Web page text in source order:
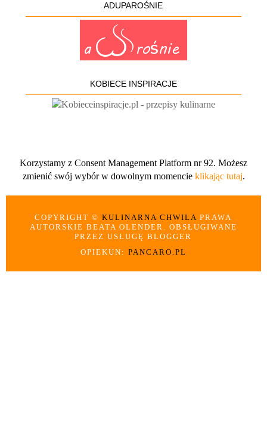
ADUPAROŚNIE
KOBIECE INSPIRACJE
Korzystamy z Consent Management Platform nr 92. Możesz
zmienić swój wybór w dowolnym momencie klikając tutaj.
COPYRIGHT ©KULINARNA CHWILAPRAWA
AUTORSKIE BEATA OLENDER. OBSŁUGIWANE
PRZEZ USŁUGĘ BLOGGER
OPIEKUN: PANCARO.PL